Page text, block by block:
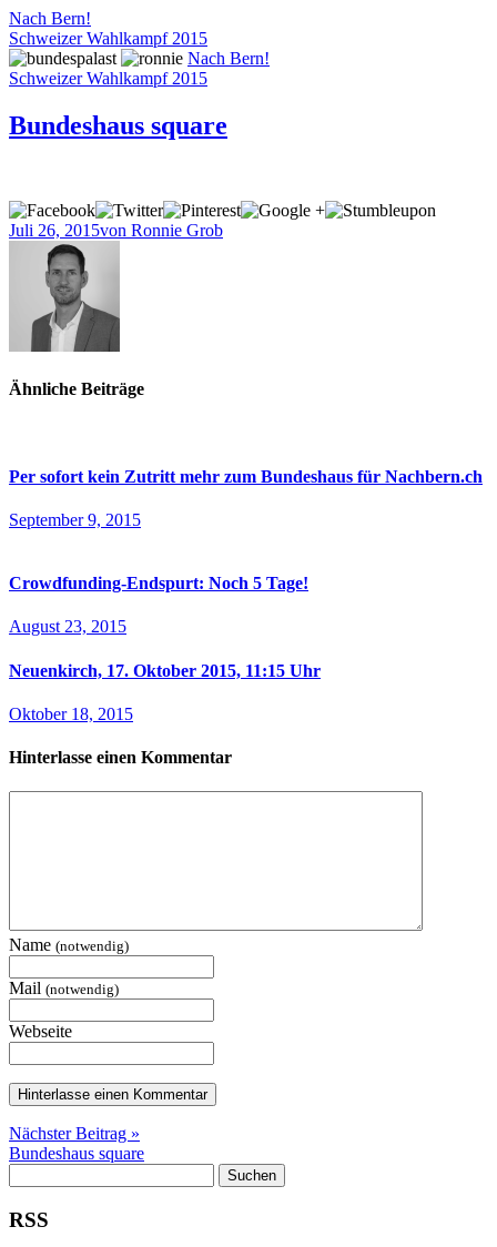
Nach Bern!
Schweizer Wahlkampf 2015
Nach Bern!
Schweizer Wahlkampf 2015
Bundeshaus square
Juli 26, 2015von Ronnie Grob
Ähnliche Beiträge
Per sofort kein Zutritt mehr zum Bundeshaus für Nachbern.ch
September 9, 2015
Crowdfunding-Endspurt: Noch 5 Tage!
August 23, 2015
Neuenkirch, 17. Oktober 2015, 11:15 Uhr
Oktober 18, 2015
Hinterlasse einen Kommentar
Name (notwendig)
Mail (notwendig)
Webseite
Nächster Beitrag »
Bundeshaus square
nach:
RSS